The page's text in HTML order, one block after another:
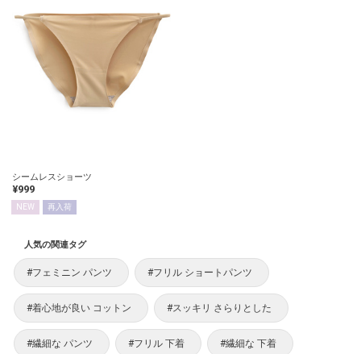
シームレスショーツ
¥999
NEW 再入荷
人気の関連タグ
#フェミニン パンツ #フリル ショートパンツ
#着心地が良い コットン #スッキリ さらりとした
#繊細な パンツ #フリル 下着 #繊細な 下着